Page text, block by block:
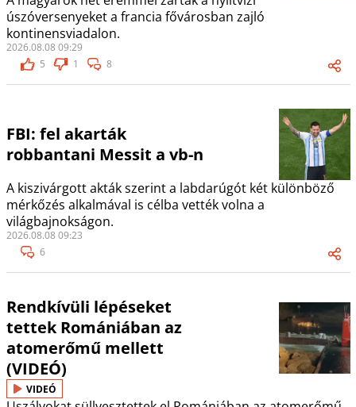
úszóversenyeket a francia fővárosban zajló
kontinensviadalon.
2026.08.08 09:29
5
1 8
FBI: fel akarták
robbantani Messit a vb-n
A kiszivárgott akták szerint a labdarúgót két különböző
mérkőzés alkalmával is célba vették volna a
világbajnokságon.
2026.08.08 09:23
6
Rendkívüli lépéseket
tettek Romániában az
atomerőmű mellett
(VIDEÓ)
VIDEÓ